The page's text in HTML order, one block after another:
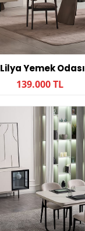
Lilya Yemek Odası
139.000 TL